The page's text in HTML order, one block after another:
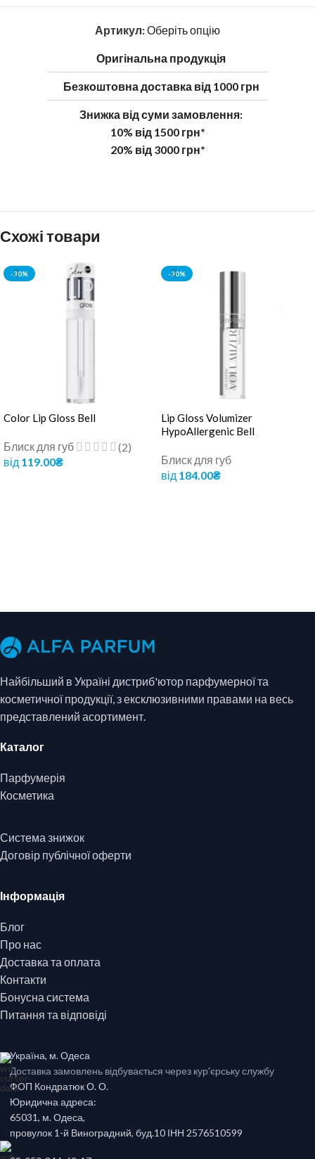
Артикул:Оберіть опцію
Оригінальна продукція
Безкоштовна доставка від 1000 грн
Знижка від суми замовлення:
10% від 1500 грн*
20% від 3000 грн*
Схожі товари
-30%
Color Lip Gloss Bell
Блиск для губ
(2)
від 119.00₴
-30%
Lip Gloss Volumizer
HypoAllergenic Bell
Блиск для губ
від 184.00₴
Найбільший в Україні дистриб'ютор парфумерної та
косметичної продукції, з ексклюзивними правами на весь
представлений асортимент.
Каталог
Парфумерія
Косметика
Система знижок
Договір публічної оферти
Інформація
Блог
Про нас
Доставка та оплата
Контакти
Бонусна система
Питання та відповіді
Україна, м. Одеса
Доставка замовлень відбувається через кур'єрську службу
ФОП Кондратюк О. О.
Юридична адреса:
65031, м. Одеса,
провулок 1-й Виноградний, буд.10 ІНН 2576510599